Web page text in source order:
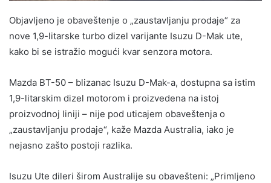
Objavljeno je obaveštenje o „zaustavljanju prodaje“ za
nove 1,9-litarske turbo dizel varijante Isuzu D-Mak ute,
kako bi se istražio mogući kvar senzora motora.
Mazda BT-50 – blizanac Isuzu D-Mak-a, dostupna sa istim
1,9-litarskim dizel motorom i proizvedena na istoj
proizvodnoj liniji – nije pod uticajem obaveštenja o
„zaustavljanju prodaje“, kaže Mazda Australia, iako je
nejasno zašto postoji razlika.
Isuzu Ute dileri širom Australije su obavešteni: „Primljeno